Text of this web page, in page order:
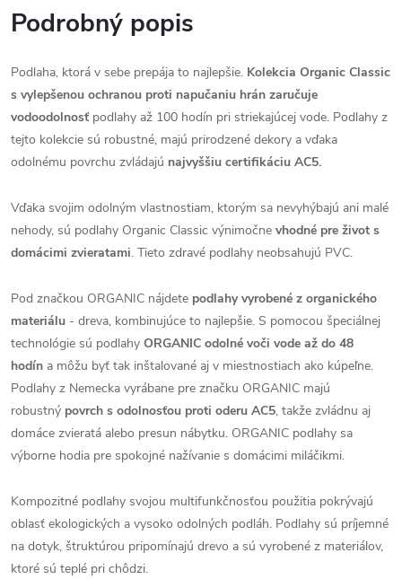
Podrobný popis
Podlaha, ktorá v sebe prepája to najlepšie. Kolekcia Organic Classic
s vylepšenou ochranou proti napučaniu hrán zaručuje
vodoodolnosť podlahy až 100 hodín pri striekajúcej vode. Podlahy z
tejto kolekcie sú robustné, majú prirodzené dekory a vďaka
odolnému povrchu zvládajú najvyššiu certifikáciu AC5.
Vďaka svojim odolným vlastnostiam, ktorým sa nevyhýbajú ani malé
nehody, sú podlahy Organic Classic výnimočne vhodné pre život s
domácimi zvieratami. Tieto zdravé podlahy neobsahujú PVC.
Pod značkou ORGANIC nájdete podlahy vyrobené z organického
materiálu - dreva, kombinujúce to najlepšie. S pomocou špeciálnej
technológie sú podlahy ORGANIC odolné voči vode až do 48
hodín a môžu byť tak inštalované aj v miestnostiach ako kúpeľne.
Podlahy z Nemecka vyrábane pre značku ORGANIC majú
robustný povrch s odolnosťou proti oderu AC5, takže zvládnu aj
domáce zvieratá alebo presun nábytku. ORGANIC podlahy sa
výborne hodia pre spokojné nažívanie s domácimi miláčikmi.
Kompozitné podlahy svojou multifunkčnosťou použitia pokrývajú
oblasť ekologických a vysoko odolných podláh. Podlahy sú príjemné
na dotyk, štruktúrou pripomínajú drevo a sú vyrobené z materiálov,
ktoré sú teplé pri chôdzi.